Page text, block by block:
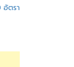
อัตรา